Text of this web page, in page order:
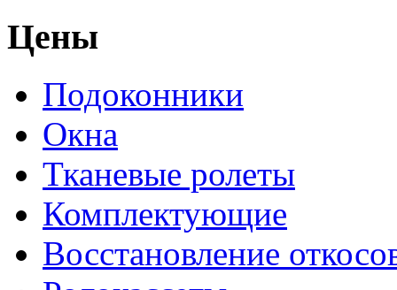
Цены
Подоконники
Окна
Тканевые ролеты
Комплектующие
Восстановление